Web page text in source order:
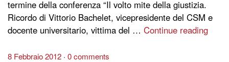
termine della conferenza “Il volto mite della giustizia.
Ricordo di Vittorio Bachelet, vicepresidente del CSM e
docente universitario, vittima del … Continue reading
8 Febbraio 2012 0 comments